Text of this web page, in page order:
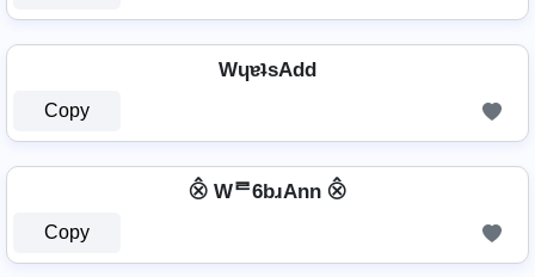
WɥɐʇsAdd
Copy
⨶ Wᄅ6bɹAnn ⨶
Copy